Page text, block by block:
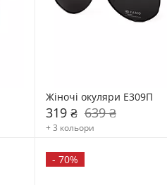
Жіночі окуляри E309П
319 ₴ 639 ₴
+ 3 кольори
- 70%